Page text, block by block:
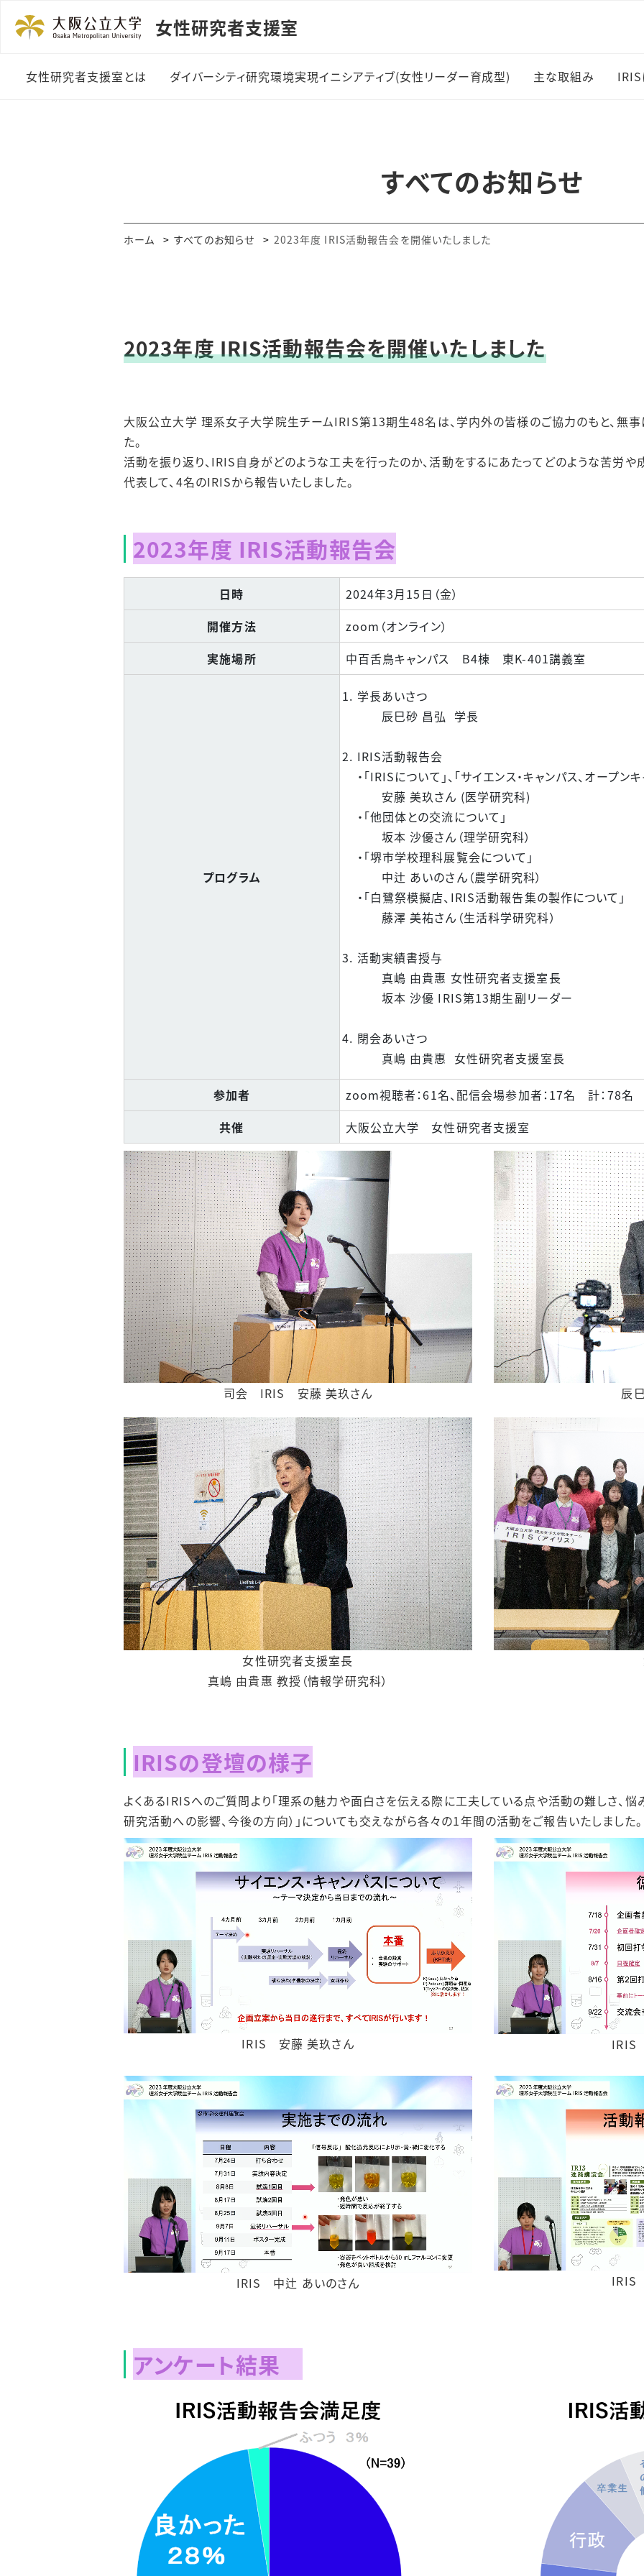
女性研究者支援室
女性研究者支援室とは ダイバーシティ研究環境実現イニシアティブ(女性リーダー育成型)
外国語論文校閲費助成
事業
ュー
主な取組み
岡村賞
意識啓発・改革
IRIS
すべてのお知らせ
ホーム すべてのお知らせ 2023年度 IRIS活動報告会を開催いたしました
2023年度 IRIS活動報告会を開催いたしました
大阪公立大学 理系女子大学院生チームIRIS第13期生48名は、学内外の皆様のご協力のもと、無
た。
活動を振り返り、IRIS自身がどのような工夫を行ったのか、活動をするにあたってどのような苦労
代表して、4名のIRISから報告いたしました。
2023年度 IRIS活動報告会
日時
2024年3月15日（金）
開催方法
zoom（オンライン）
実施場所
中百舌鳥キャンパス B4棟 東K-401講義室
プログラム
学長あいさつ
辰巳砂 昌弘 学長
IRIS活動報告会
・「IRISについて」、「サイエンス・キャンパス、オープ
安藤 美玖さん (医学研究科)
・「他団体との交流について」
坂本 沙優さん（理学研究科）
・「堺市学校理科展覧会について」
中辻 あいのさん（農学研究科）
・「白鷺祭模擬店、IRIS活動報告集の製作について」
藤澤 美祐さん（生活科学研究科）
活動実績書授与
真嶋 由貴惠 女性研究者支援室長
坂本 沙優 IRIS第13期生副リーダー
閉会あいさつ
真嶋 由貴惠 女性研究者支援室長
参加者
zoom視聴者：61名、配信会場参加者：17名 計：78名
共催
大阪公立大学 女性研究者支援室
司会 IRIS 安藤 美玖さん 辰
女性研究者支援室長
真嶋 由貴惠 教授（情報学研究科）
IRISの登壇の様子
よくあるIRISへのご質問より「理系の魅力や面白さを伝える際に工夫している点や活動の難しさ、悩
研究活動への影響、今後の方向）」についても交えながら各々の1年間の活動をご報告いたしました。
IRIS 安藤 美玖さん IRIS
IRIS 中辻 あいのさん IRIS
アンケート結果